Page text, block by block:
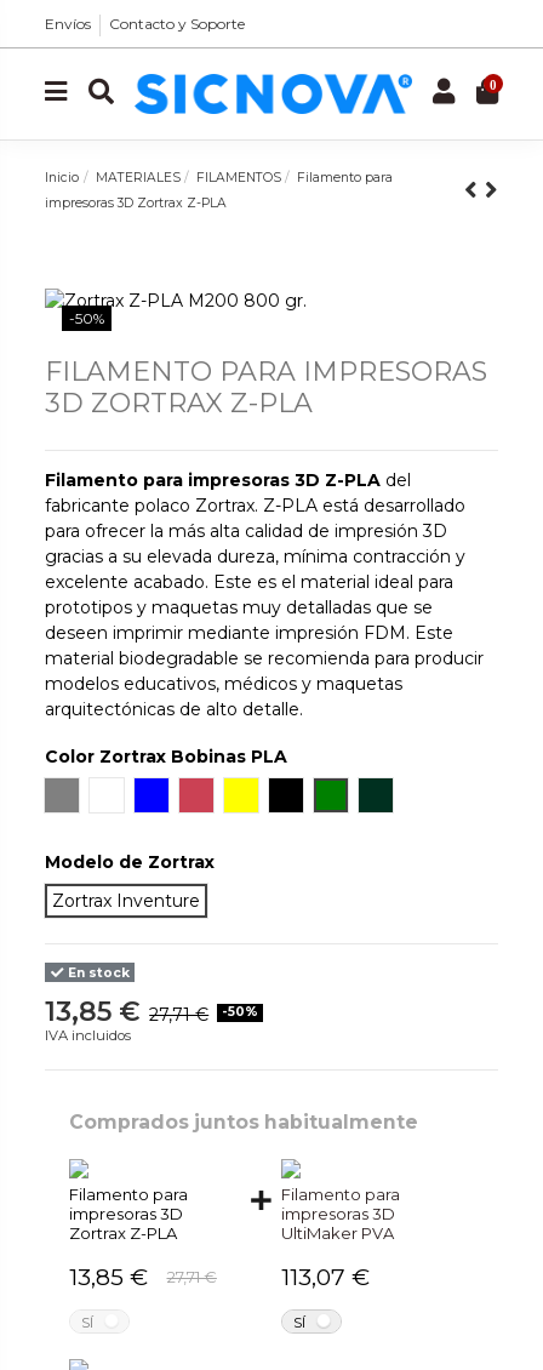
Envíos Contacto y Soporte
0
Inicio MATERIALES FILAMENTOS
Filamento para
impresoras 3D Zortrax Z-PLA
-50%
FILAMENTO PARA IMPRESORAS
3D ZORTRAX Z-PLA
Filamento para impresoras 3D Z-PLA del
fabricante polaco Zortrax. Z-PLA está desarrollado
para ofrecer la más alta calidad de impresión 3D
gracias a su elevada dureza, mínima contracción y
excelente acabado. Este es el material ideal para
prototipos y maquetas muy detalladas que se
deseen imprimir mediante impresión FDM. Este
material biodegradable se recomienda para producir
modelos educativos, médicos y maquetas
arquitectónicas de alto detalle.
Color Zortrax Bobinas PLA
Modelo de Zortrax
Zortrax Inventure
En stock
13,85 € 27,71 € -50%
IVA incluidos
Comprados juntos habitualmente
Filamento para
impresoras 3D
Zortrax Z-PLA
13,85 € 27,71 €
SÍ
Filamento para
impresoras 3D
UltiMaker PVA
113,07 €
SÍ